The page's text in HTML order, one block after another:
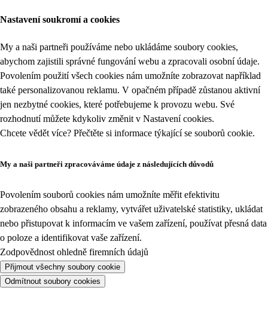
Nastavení soukromí a cookies
My a naši partneři používáme nebo ukládáme soubory cookies,
abychom zajistili správné fungování webu a zpracovali osobní údaje.
Povolením použití všech cookies nám umožníte zobrazovat například
také personalizovanou reklamu. V opačném případě zůstanou aktivní
jen nezbytné cookies, které potřebujeme k provozu webu. Své
rozhodnutí můžete kdykoliv změnit v Nastavení cookies.
Chcete vědět více? Přečtěte si informace týkající se souborů cookie.
My a naši partneři zpracováváme údaje z následujících důvodů
Povolením souborů cookies nám umožníte měřit efektivitu
zobrazeného obsahu a reklamy, vytvářet uživatelské statistiky, ukládat
nebo přistupovat k informacím ve vašem zařízení, používat přesná data
o poloze a identifikovat vaše zařízení.
Zodpovědnost ohledně firemních údajů
Přijmout všechny soubory cookie
Odmítnout soubory cookies